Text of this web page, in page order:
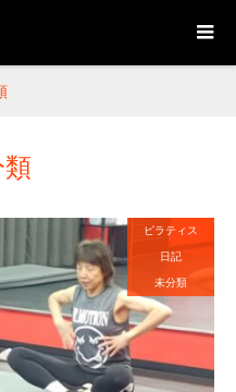
類
ピラティス
日記
未分類